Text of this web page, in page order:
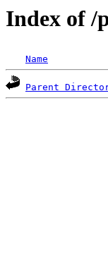
Index of /
Name
Parent